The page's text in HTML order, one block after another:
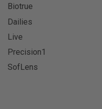
Biotrue
Dailies
Live
Precision1
SofLens